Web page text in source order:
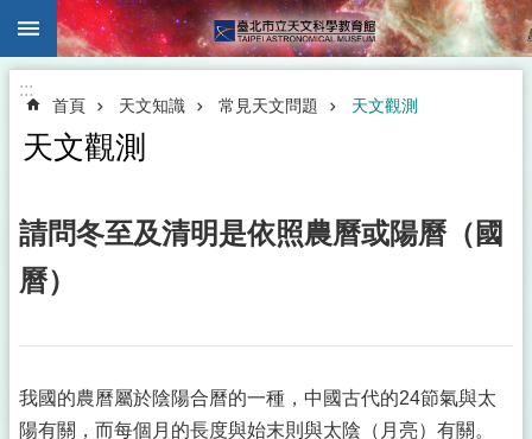
跳到主要內容區塊
:::
首頁 天文知識 常見天文問題 天文觀測
天文觀測
請問冬至及清明是依照農曆或陽曆（國
曆）
我國的農曆屬於陰陽合曆的一種，中國古代的24節氣與太
陽有關，而每個月的長度與始末則與太陰（月亮）有關。